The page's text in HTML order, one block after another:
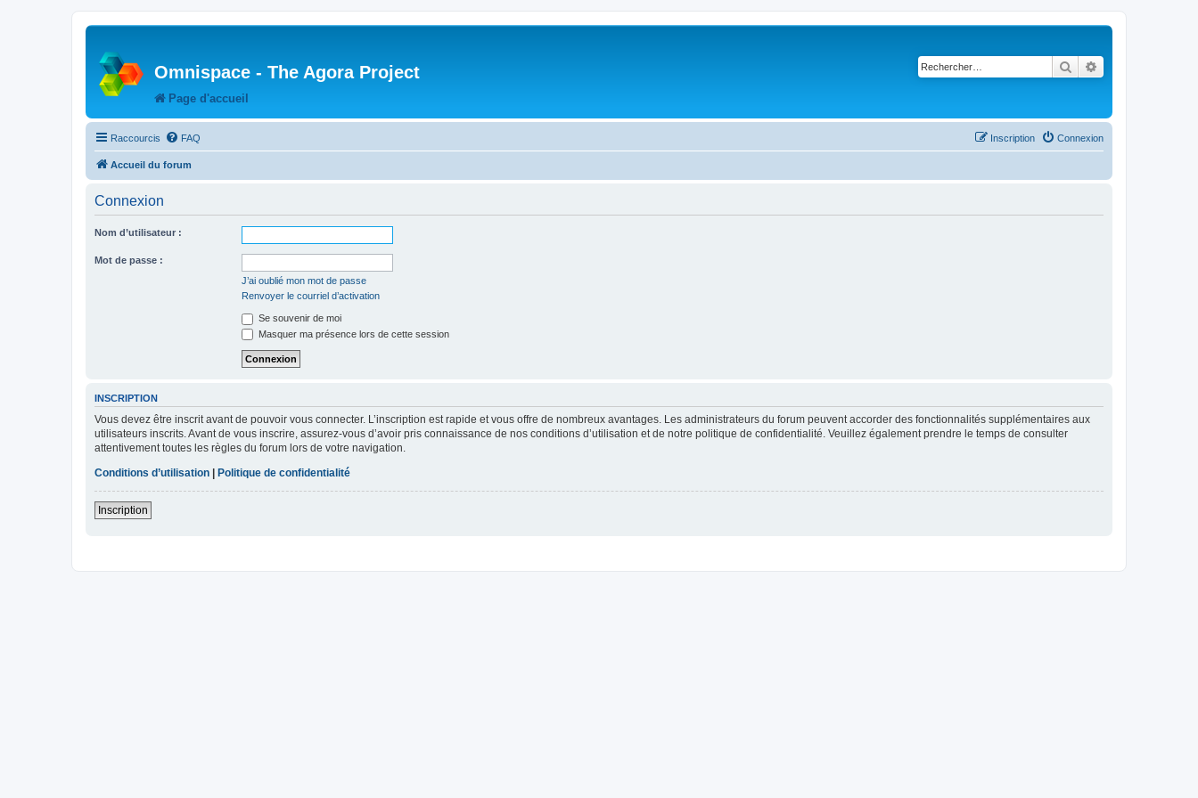
Omnispace - The Agora Project
Page d'accueil
Rechercher
Raccourcis FAQ Connexion
Inscription
Accueil du forum
Connexion
Nom d’utilisateur :
Mot de passe :
J’ai oublié mon mot de passe
Renvoyer le courriel d’activation
Se souvenir de moi
Masquer ma présence lors de cette session
INSCRIPTION
Vous devez être inscrit avant de pouvoir vous connecter. L’inscription est rapide et vous offre de nombreux avantages. Les administrateurs du forum peuvent accorder des fonctionnalités supplémentaires aux
utilisateurs inscrits. Avant de vous inscrire, assurez-vous d’avoir pris connaissance de nos conditions d’utilisation et de notre politique de confidentialité. Veuillez également prendre le temps de consulter
attentivement toutes les règles du forum lors de votre navigation.
Conditions d’utilisation | Politique de confidentialité
Inscription